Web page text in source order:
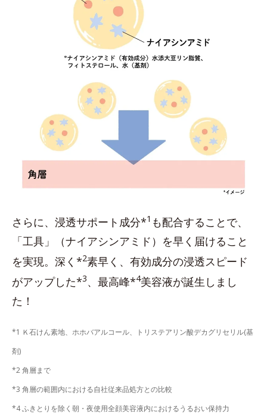
さらに、浸透サポート成分*1 も配合することで、
「工具」（ナイアシンアミド）を早く届けること
を実現。深く*2素早く、有効成分の浸透スピード
がアップした*3、最高峰*4美容液が誕生しまし
た！
*1 Ｋ石けん素地、ホホバアルコール、トリステアリン酸デカグリセリル(基
剤)
*2 角層まで
*3 角層の範囲内における自社従来品処方との比較
*4 ふきとりを除く朝・夜使用全顔美容液内におけるうるおい保持力